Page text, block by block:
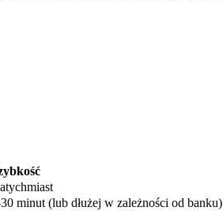
minut (lub dłużej w zależności od banku)